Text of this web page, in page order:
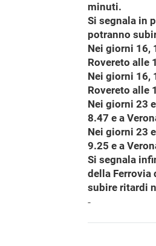
minuti.
Si segnala in
potranno
Nei giorni 16,
Rovereto alle
Nei giorni 16,
Rovereto alle
Nei giorni 23
8.47 e a
Nei giorni 23
9.25 e a
Si segnala
della Ferrovia
subire ritardi
-